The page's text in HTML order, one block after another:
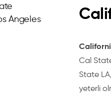
Angeles
Cal
State
yeterli